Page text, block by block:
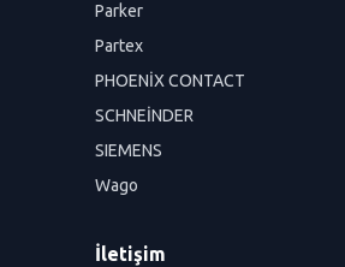
Parker
Partex
PHOENİX CONTACT
SCHNEİNDER
SIEMENS
Wago
İletişim